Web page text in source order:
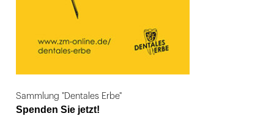
Sammlung "Dentales Erbe"
Spenden Sie jetzt!